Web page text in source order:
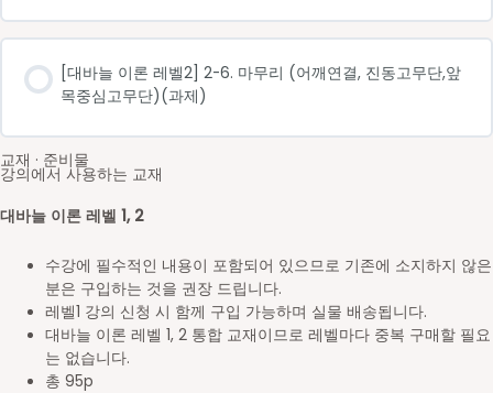
[대바늘 이론 레벨2] 2-6. 마무리 (어깨연결, 진동고무단,앞
목중심고무단)(과제)
교재 · 준비물
강의에서 사용하는 교재
대바늘 이론 레벨 1, 2
수강에 필수적인 내용이 포함되어 있으므로 기존에 소지하지 않은
분은 구입하는 것을 권장 드립니다.
레벨1 강의 신청 시 함께 구입 가능하며 실물 배송됩니다.
대바늘 이론 레벨 1, 2 통합 교재이므로 레벨마다 중복 구매할 필요
는 없습니다.
총 95p